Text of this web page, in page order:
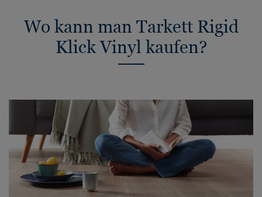
Wo kann man Tarkett Rigid
Klick Vinyl kaufen?